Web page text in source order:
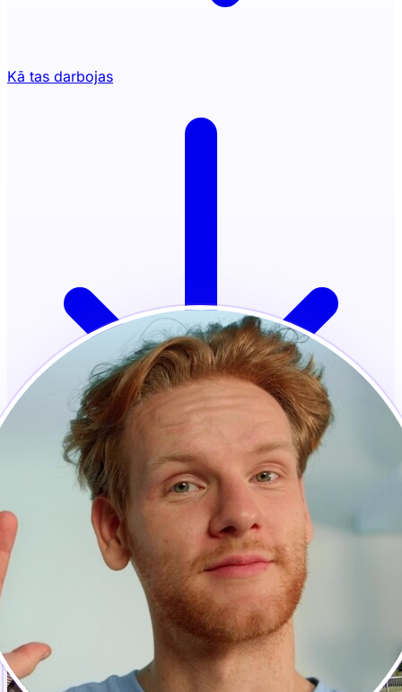
Kā tas darbojas
Kredītkarte nav nepieciešama · Gatavs dažu sekunžu
laikā